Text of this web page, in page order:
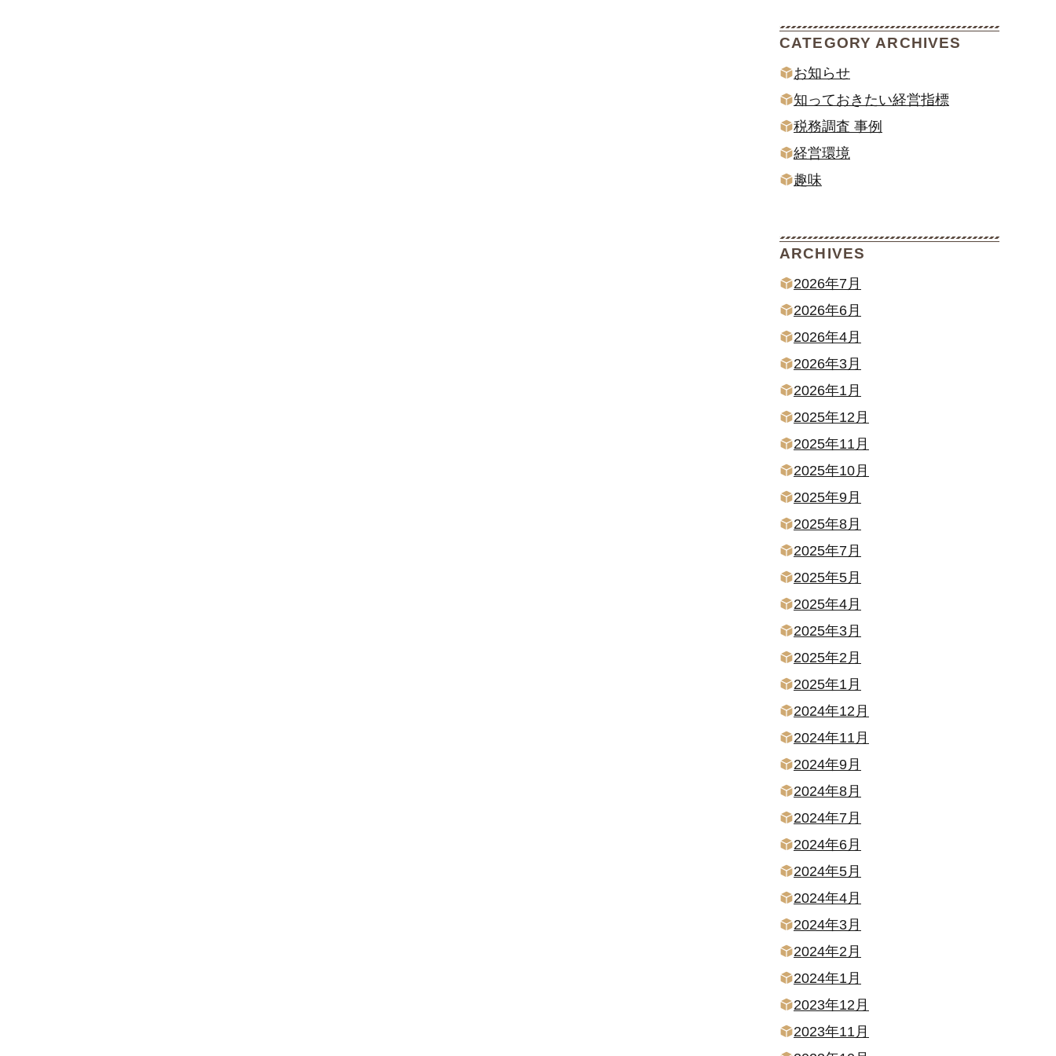
CATEGORY ARCHIVES
お知らせ
知っておきたい経営指標
税務調査 事例
経営環境
趣味
ARCHIVES
2026年7月
2026年6月
2026年4月
2026年3月
2026年1月
2025年12月
2025年11月
2025年10月
2025年9月
2025年8月
2025年7月
2025年5月
2025年4月
2025年3月
2025年2月
2025年1月
2024年12月
2024年11月
2024年9月
2024年8月
2024年7月
2024年6月
2024年5月
2024年4月
2024年3月
2024年2月
2024年1月
2023年12月
2023年11月